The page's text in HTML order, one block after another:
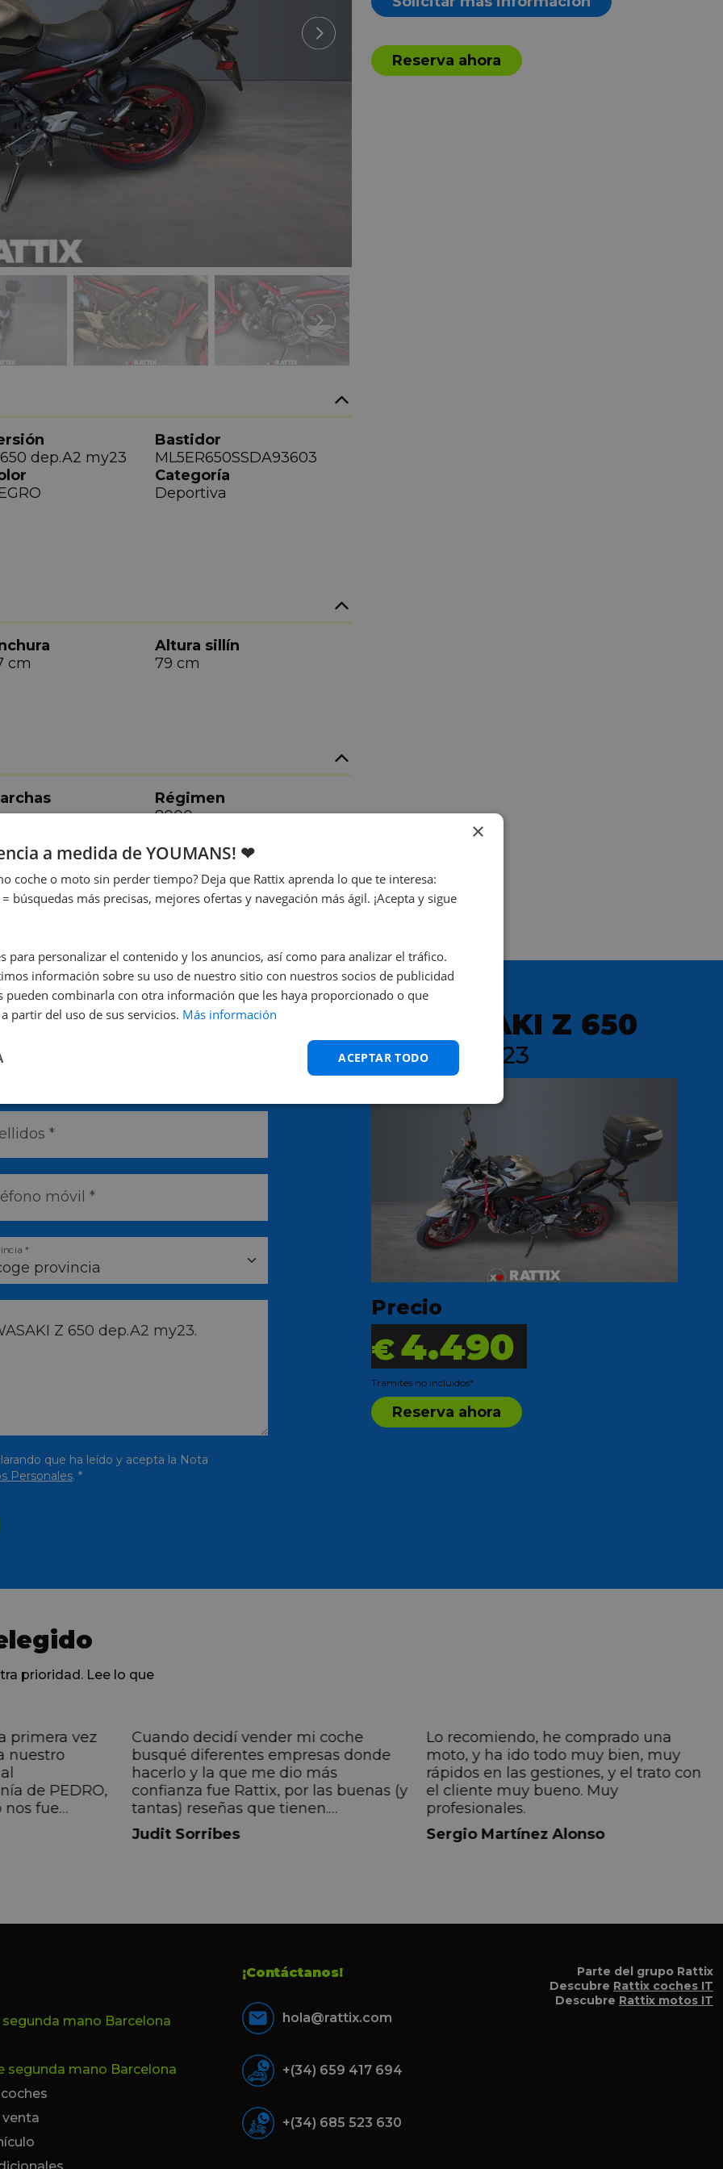
dep.A2 my23
Bastidor
ML5ER650SSDA93603
Categoría
Deportiva
cm
Altura sillín
79 cm
Régimen
8000
kw
Elettrico
Reserva ahora
antes posible
*
móvil *
*
que ha leído y acepta la Nota
Personales. *
KAWASAKI Z 650
dep.A2 my23
Precio
€4.490
Tramites no incluidos*
Reserva ahora
prioridad. Lee lo que
primera vez
nuestro
de PEDRO,
nos fue
directa, de
que
Cuando decidí vender mi coche
busqué diferentes empresas donde
hacerlo y la que me dio más
confianza fue Rattix, por las buenas (y
tantas) reseñas que tienen.
Realmente la experiencia ha sido
muy buena, Carolina ha sido siempre
Judit Sorribes
Lo recomiendo, he comprado una
moto, y ha ido todo muy bien, muy
rápidos en las gestiones, y el trato con
el cliente muy bueno. Muy
profesionales.
Sergio Martínez Alonso
segunda mano Barcelona
segunda mano Barcelona
venta
¡Contáctanos!
hola@rattix.com
+(34) 659 417 694
+(34) 685 523 630
Parte del grupo Rattix
Descubre Rattix coches IT
Descubre Rattix motos IT
×
a medida de YOUMANS! ❤
coche o moto sin perder tiempo? Deja que Rattix aprenda lo que te interesa:
búsquedas más precisas, mejores ofertas y navegación más ágil. ¡Acepta y sigue
para personalizar el contenido y los anuncios, así como para analizar el tráfico.
información sobre su uso de nuestro sitio con nuestros socios de publicidad
pueden combinarla con otra información que les haya proporcionado o que
partir del uso de sus servicios. Más información
ACEPTAR TODO